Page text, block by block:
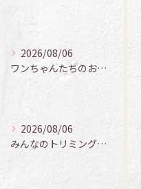
2026/08/06
ワンちゃんたちのお手入れ日記🐶✨
2026/08/06
みんなのトリミング日記🌟